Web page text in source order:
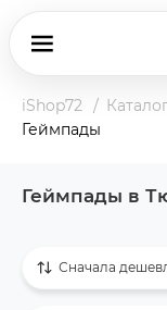
iShop72
Геймпады
Геймпады в
Сначала